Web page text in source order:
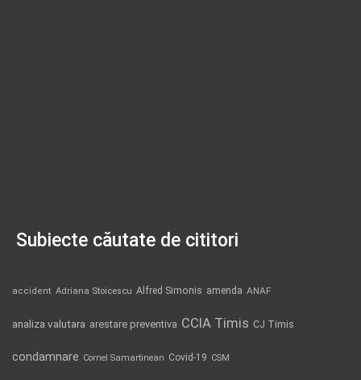
Subiecte căutate de cititori
accident Adriana Stoicescu Alfred Simonis amenda ANAF
analiza valutara arestare preventiva CCIA Timis CJ Timis
condamnare Cornel Samartinean Covid-19 CSM